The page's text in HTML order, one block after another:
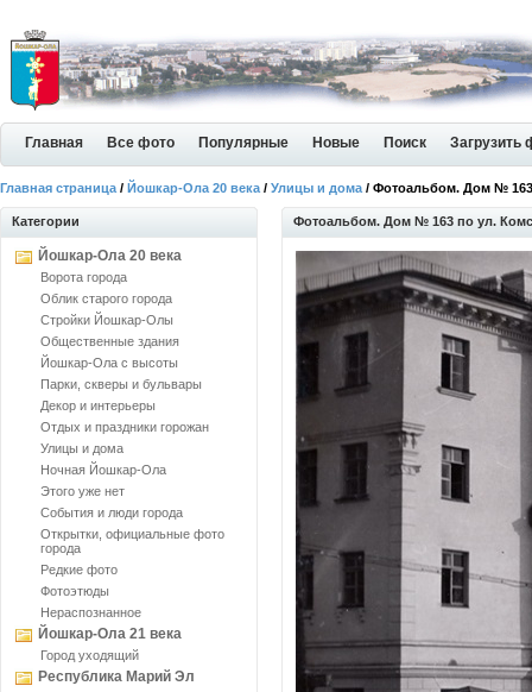
Главная Все фото Популярные Новые Поиск Загрузить
Главная страница / Йошкар-Ола 20 века / Улицы и дома / Фотоальбом. Дом №
Категории
Йошкар-Ола 20 века
Ворота города
Облик старого города
Стройки Йошкар-Олы
Общественные здания
Йошкар-Ола с высоты
Парки, скверы и бульвары
Декор и интерьеры
Отдых и праздники горожан
Улицы и дома
Ночная Йошкар-Ола
Этого уже нет
События и люди города
Открытки, официальные фото
города
Редкие фото
Фотоэтюды
Нераспознанное
Йошкар-Ола 21 века
Город уходящий
Республика Марий Эл
Фотоальбом. Дом № 163 по ул.